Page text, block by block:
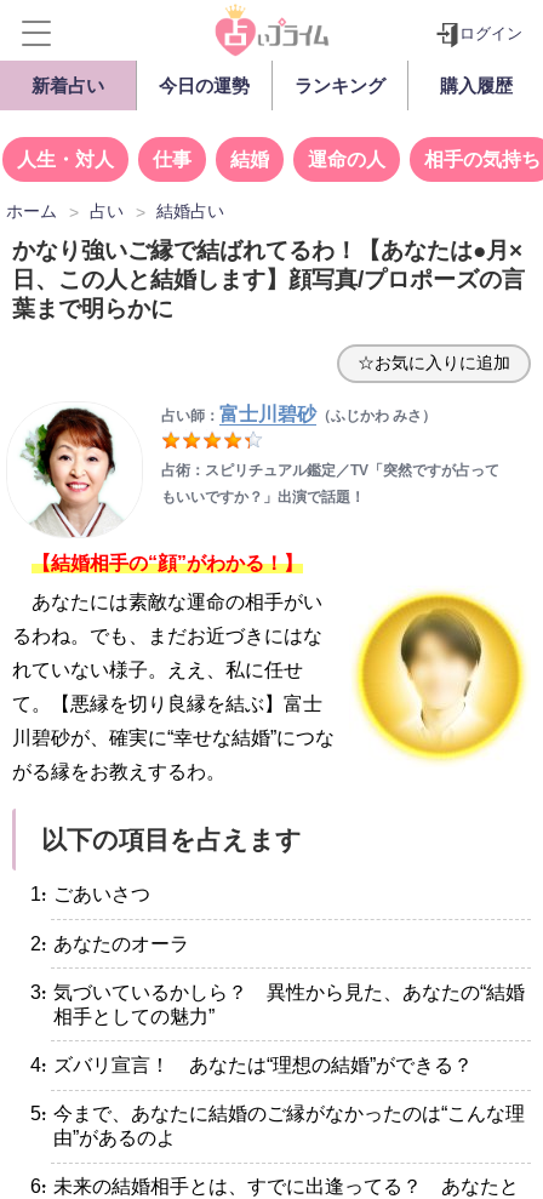
ログイン
新着占い 今日の運勢 ランキング 購入履歴
人生・対人 仕事 結婚 運命の人 相手の気持ち
ホーム 占い 結婚占い
かなり強いご縁で結ばれてるわ！【あなたは●月×
日、この人と結婚します】顔写真/プロポーズの言
葉まで明らかに
☆お気に入りに追加
占い師： 富士川碧砂（ふじかわ みさ）
占術：スピリチュアル鑑定／TV「突然ですが占って
もいいですか？」出演で話題！
【結婚相手の“顔”がわかる！】
あなたには素敵な運命の相手がい
るわね。でも、まだお近づきにはな
れていない様子。ええ、私に任せ
て。【悪縁を切り良縁を結ぶ】富士
川碧砂が、確実に“幸せな結婚”につな
がる縁をお教えするわ。
以下の項目を占えます
・ごあいさつ
・あなたのオーラ
・気づいているかしら？ 異性から見た、あなたの“結婚
相手としての魅力”
・ズバリ宣言！ あなたは“理想の結婚”ができる？
・今まで、あなたに結婚のご縁がなかったのは“こんな理
由”があるのよ
・未来の結婚相手とは、すでに出逢ってる？ あなたと